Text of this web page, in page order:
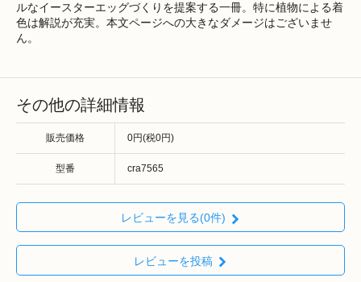
ルなイースターエッグづくりを提案する一冊。特に植物による着
色は解説が充実。本文ページへの大きなダメージはございませ
ん。
その他の詳細情報
販売価格 0円(税0円)
型番 cra7565
レビューを見る(0件)
レビューを投稿